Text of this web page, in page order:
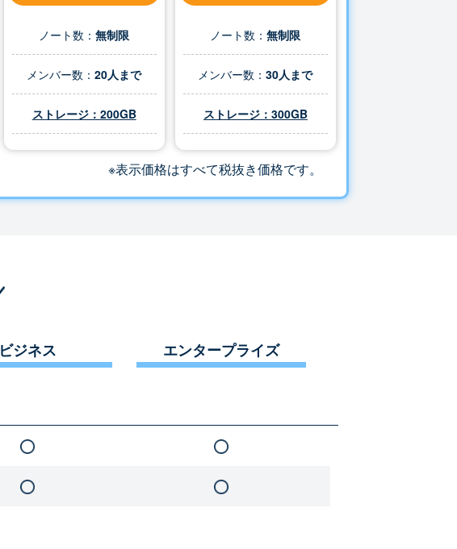
ノート数：無制限
メンバー数：20人まで
ストレージ：200GB
ノート数：無制限
メンバー数：30人まで
ストレージ： 300GB
※表示価格はすべて税抜き価格です。
ビジネス エンタープライズ